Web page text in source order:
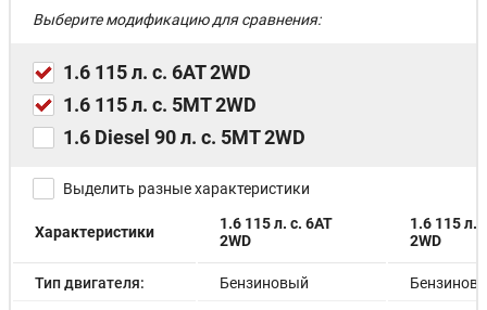
Подогрев передних сидений
дистанционным управлением
Дневные светодиодные ходовые огни LED
Галогеновые фары головного света
Датчик дождя
Сопровождающее освещение
Лампы для чтения карт спереди
Выберите модификацию для сравнения:
1.6 115 л. с. 6AT 2WD
1.6 115 л. с. 5MT 2WD
1.6 Diesel 90 л. с. 5MT 2WD
Выделить разные характеристики
Характеристики
1.6 115 л. с. 6AT
2WD
1.6 115 л.
2WD
Тип двигателя: Бензиновый